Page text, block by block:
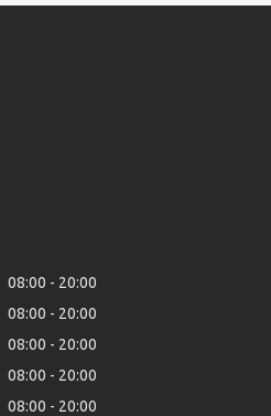
08:00
20:00
08:00
20:00
08:00
20:00
08:00
20:00
08:00
20:00